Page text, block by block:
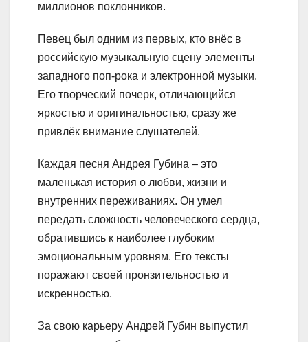
миллионов поклонников.
Певец был одним из первых, кто внёс в
российскую музыкальную сцену элементы
западного поп-рока и электронной музыки.
Его творческий почерк, отличающийся
яркостью и оригинальностью, сразу же
привлёк внимание слушателей.
Каждая песня Андрея Губина – это
маленькая история о любви, жизни и
внутренних переживаниях. Он умел
передать сложность человеческого сердца,
обратившись к наиболее глубоким
эмоциональным уровням. Его тексты
поражают своей пронзительностью и
искренностью.
За свою карьеру Андрей Губин выпустил